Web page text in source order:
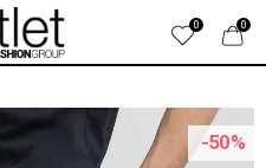
0
0
-50%